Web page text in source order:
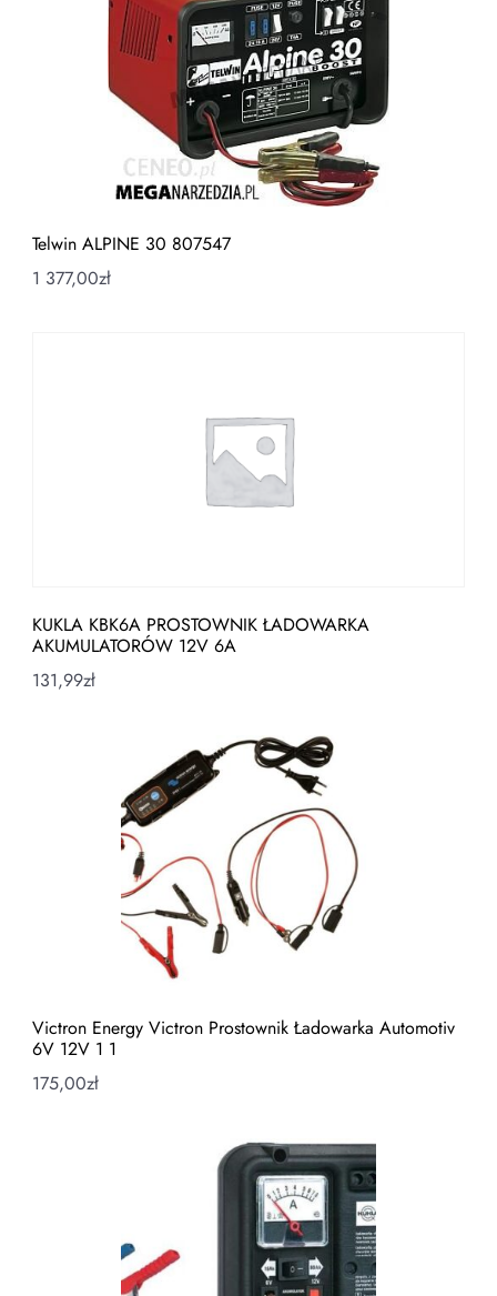
Telwin ALPINE 30 807547
1 377,00zł
KUKLA KBK6A PROSTOWNIK ŁADOWARKA
AKUMULATORÓW 12V 6A
131,99zł
Victron Energy Victron Prostownik Ładowarka Automotiv
6V 12V 1 1
175,00zł